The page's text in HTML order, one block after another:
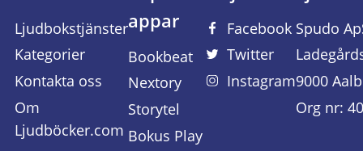
Ljudbokstjänster
Kategorier
Kontakta oss
Om
Ljudböcker.com
appar
Bookbeat
Nextory
Storytel
Bokus Play
Facebook
Twitter
Instagram
Spudo
9000
Org nr: